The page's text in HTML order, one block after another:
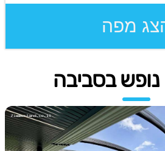
מפה
נופש בסביבה